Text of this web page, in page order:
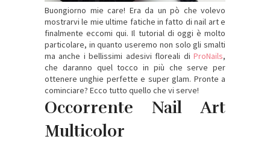
Buongiorno mie care! Era da un pò che volevo
mostrarvi le mie ultime fatiche in fatto di nail art e
finalmente eccomi qui. Il tutorial di oggi è molto
particolare, in quanto useremo non solo gli smalti
ma anche i bellissimi adesivi floreali di ProNails,
che daranno quel tocco in più che serve per
ottenere unghie perfette e super glam. Pronte a
cominciare? Ecco tutto quello che vi serve!
Occorrente Nail Art
Multicolor